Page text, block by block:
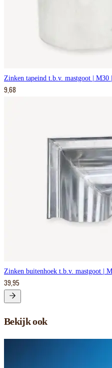
Zinken tapeind t.b.v. mastgoot | M30
9,68
Zinken buitenhoek t.b.v. mastgoot |
39,95
Bekijk ook